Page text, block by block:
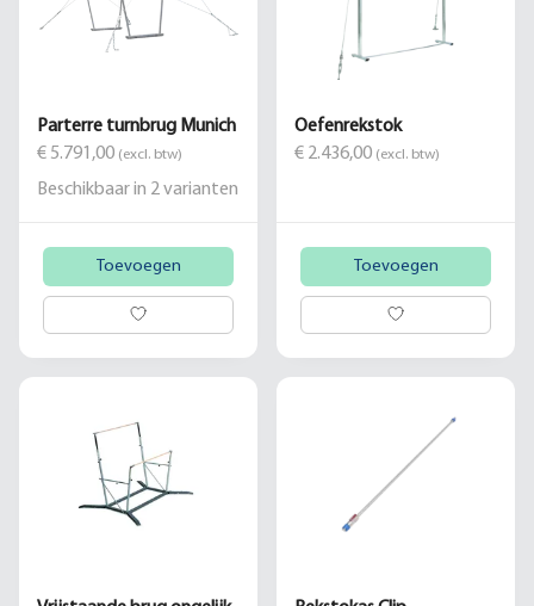
Parterre turnbrug Munich
€ 5.791,00 (excl. btw)
Beschikbaar in 2varianten
Toevoegen
Oefenrekstok
€ 2.436,00 (excl. btw)
Toevoegen